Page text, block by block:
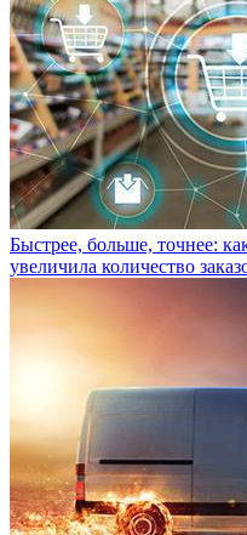
Быстрее, больше, точнее:
увеличила количество